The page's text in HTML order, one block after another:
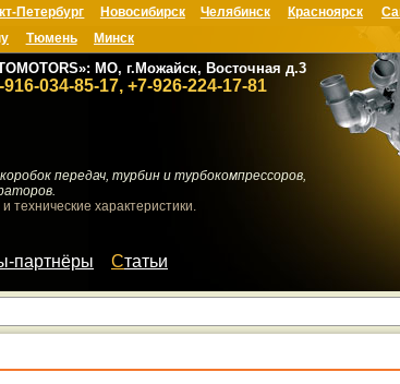
МО, г.Можайск, Восточная д.3
916-034-85-17, +7-926-224-17-81
Петербург Новосибирск Челябинск Красноярск
Тюмень Минск
передач, турбин и турбокомпрессоров,
технические характеристики.
партнёры Статьи